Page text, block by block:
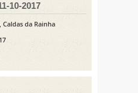
10-2017
Caldas da Rainha